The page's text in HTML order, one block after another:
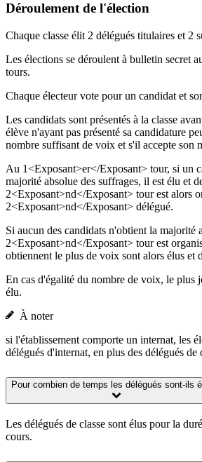
Déroulement de l'élection
Chaque classe élit 2 délégués titulaires et 2
Les élections se déroulent à bulletin secret
tours.
Chaque électeur vote pour un candidat et
Les candidats sont présentés à la classe
élève n'ayant pas présenté sa candidature
nombre suffisant de voix et s'il accepte son
Au 1<Exposant>er</Exposant> tour, si un
majorité absolue des suffrages, il est élu et
2<Exposant>nd</Exposant> tour est alors
2<Exposant>nd</Exposant> délégué.
Si aucun des candidats n'obtient la majorité
2<Exposant>nd</Exposant> tour est
obtiennent le plus de voix sont alors élus et
En cas d'égalité du nombre de voix, le plus
élu.
À noter
si l'établissement comporte un internat, les
délégués d'internat, en plus des délégués de
Pour combien de temps les délégués sont-ils
Les délégués de classe sont élus pour la
cours.